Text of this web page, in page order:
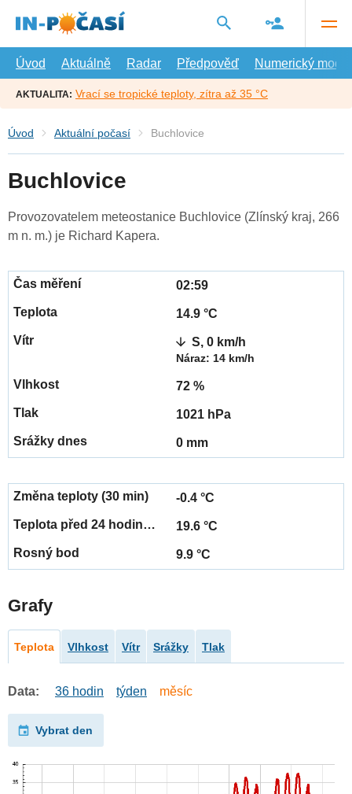
hlavní
Úvod
Aktuálně Radar Předpověď Numerický model
AKTUALITA: Vrací se tropické teploty, zítra až 35 °C
Úvod Aktuální počasí Buchlovice
Buchlovice
Provozovatelem meteostanice Buchlovice (Zlínský kraj, 266
m n. m.) je Richard Kapera.
02:59
14.9 °C
S, 0 km/h
Náraz: 14 km/h
72 %
1021 hPa
0 mm
-0.4 °C
19.6 °C
9.9 °C
Grafy
Teplota Vlhkost Vítr Srážky Tlak
Data: 36 hodin týden měsíc
Vybrat den